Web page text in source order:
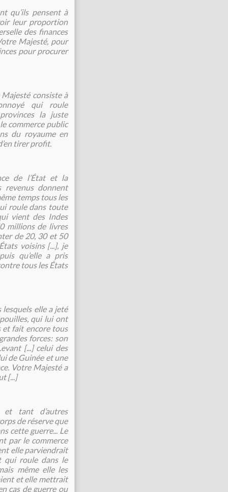
qu’ils pensent à
leur proportion
des finances
Majesté, pour
pour procurer
consiste à
qui roule
la juste
commerce public
du royaume en
tirer profit.
de l’État et la
revenus donnent
temps tous les
roule dans toute
vient des Indes
millions de livres
de 20, 30 et 50
voisins [...], je
qu’elle a pris
tous les États
lesquels elle a jeté
qui lui ont
et fait encore tous
forces: son
[...] celui des
de Guinée et une
Votre Majesté a
[...]
et tant d’autres
de réserve que
cette guerre... Le
par le commerce
elle parviendrait
qui roule dans le
même elle les
et elle mettrait
cas de guerre ou